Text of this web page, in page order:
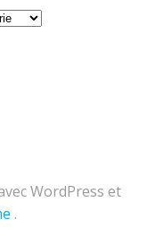
WordPress et
.